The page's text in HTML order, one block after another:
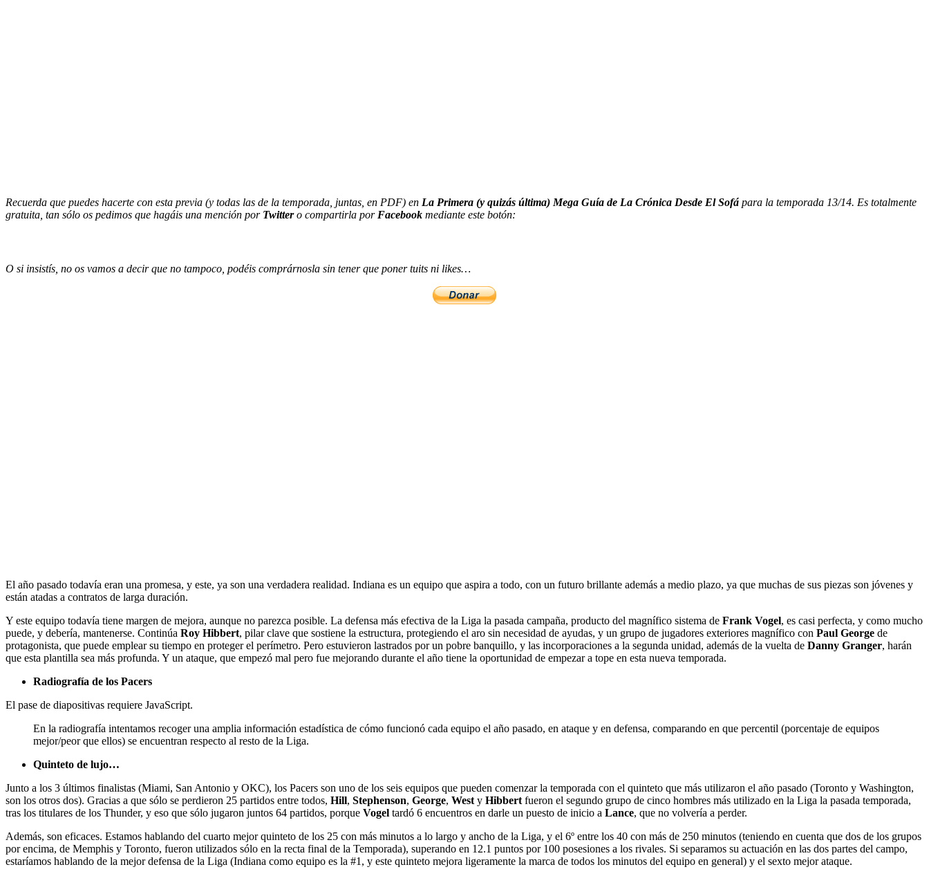
Recuerda que puedes hacerte con esta previa (y todas las de la temporada, juntas, en PDF) en La Primera (y quizás última) Mega Guía de La Crónica Desde El Sofá para la temporada 13/14. Es totalmente
gratuita, tan sólo os pedimos que hagáis una mención por Twittero compartirla por Facebook mediante este botón:
O si insistís, no os vamos a decir que no tampoco, podéis comprárnosla sin tener que poner tuits ni likes…
El año pasado todavía eran una promesa, y este, ya son una verdadera realidad. Indiana es un equipo que aspira a todo, con un futuro brillante además a medio plazo, ya que muchas de sus piezas son jóvenes y
están atadas a contratos de larga duración.
Y este equipo todavía tiene margen de mejora, aunque no parezca posible. La defensa más efectiva de la Liga la pasada campaña, producto del magnífico sistema de Frank Vogel, es casi perfecta, y como mucho
puede, y debería, mantenerse. Continúa Roy Hibbert, pilar clave que sostiene la estructura, protegiendo el aro sin necesidad de ayudas, y un grupo de jugadores exteriores magnífico con Paul George de
protagonista, que puede emplear su tiempo en proteger el perímetro. Pero estuvieron lastrados por un pobre banquillo, y las incorporaciones a la segunda unidad, además de la vuelta de Danny Granger, harán
que esta plantilla sea más profunda. Y un ataque, que empezó mal pero fue mejorando durante el año tiene la oportunidad de empezar a tope en esta nueva temporada.
Radiografía de los Pacers
El pase de diapositivas requiere JavaScript.
En la radiografía intentamos recoger una amplia información estadística de cómo funcionó cada equipo el año pasado, en ataque y en defensa, comparando en que percentil (porcentaje de equipos
mejor/peor que ellos) se encuentran respecto al resto de la Liga.
Quinteto de lujo…
Junto a los 3 últimos finalistas (Miami, San Antonio y OKC), los Pacers son uno de los seis equipos que pueden comenzar la temporada con el quinteto que más utilizaron el año pasado (Toronto y Washington,
son los otros dos). Gracias a que sólo se perdieron 25 partidos entre todos, Hill, Stephenson, George, West y Hibbert fueron el segundo grupo de cinco hombres más utilizado en la Liga la pasada temporada,
tras los titulares de los Thunder, y eso que sólo jugaron juntos 64 partidos, porque Vogel tardó 6 encuentros en darle un puesto de inicio a Lance, que no volvería a perder.
Además, son eficaces. Estamos hablando del cuarto mejor quinteto de los 25 con más minutos a lo largo y ancho de la Liga, y el 6º entre los 40 con más de 250 minutos (teniendo en cuenta que dos de los grupos
por encima, de Memphis y Toronto, fueron utilizados sólo en la recta final de la Temporada), superando en 12.1 puntos por 100 posesiones a los rivales. Si separamos su actuación en las dos partes del campo,
estaríamos hablando de la mejor defensa de la Liga (Indiana como equipo es la #1, y este quinteto mejora ligeramente la marca de todos los minutos del equipo en general) y el sexto mejor ataque.